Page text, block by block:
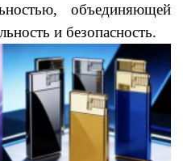
объединяющей
и безопасность.